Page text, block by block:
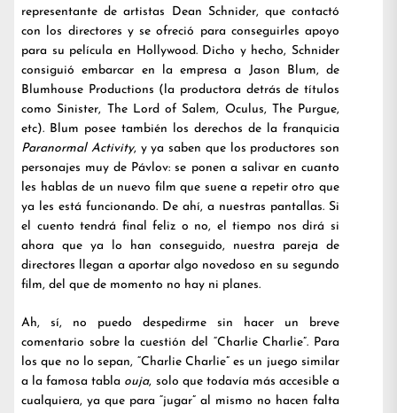
representante de artistas Dean Schnider, que contactó
con los directores y se ofreció para conseguirles apoyo
para su película en Hollywood. Dicho y hecho, Schnider
consiguió embarcar en la empresa a Jason Blum, de
Blumhouse Productions (la productora detrás de títulos
como Sinister, The Lord of Salem, Oculus, The Purgue,
etc). Blum posee también los derechos de la franquicia
Paranormal Activity, y ya saben que los productores son
personajes muy de Pávlov: se ponen a salivar en cuanto
les hablas de un nuevo film que suene a repetir otro que
ya les está funcionando. De ahí, a nuestras pantallas. Si
el cuento tendrá final feliz o no, el tiempo nos dirá si
ahora que ya lo han conseguido, nuestra pareja de
directores llegan a aportar algo novedoso en su segundo
film, del que de momento no hay ni planes.
Ah, sí, no puedo despedirme sin hacer un breve
comentario sobre la cuestión del “Charlie Charlie”. Para
los que no lo sepan, “Charlie Charlie” es un juego similar
a la famosa tabla ouja, solo que todavía más accesible a
cualquiera, ya que para “jugar” al mismo no hacen falta